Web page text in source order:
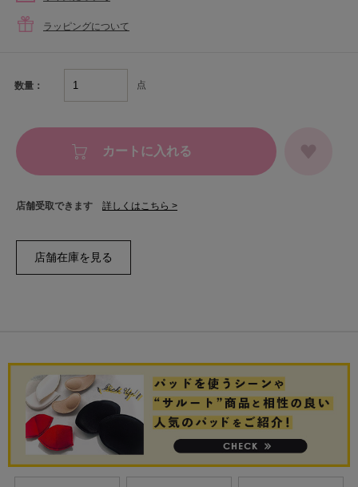
ラッピングについて
数量： 点
カートに入れる
店舗受取できます 詳しくはこちら >